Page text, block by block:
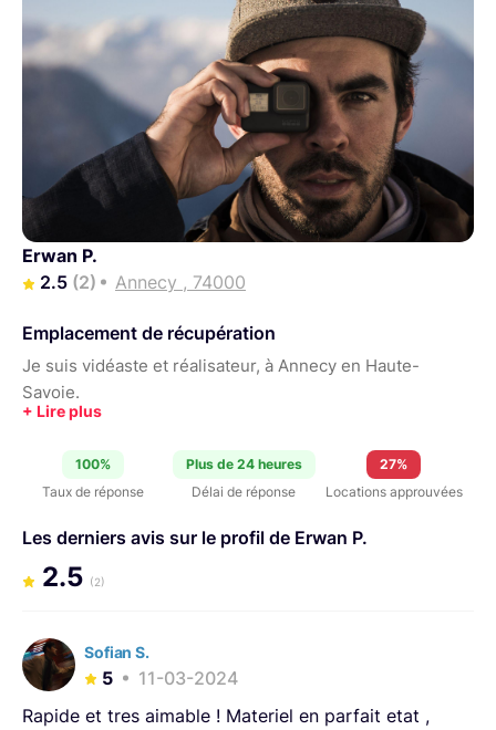
Erwan P.
2.5 (2) Annecy , 74000
Emplacement de récupération
Je suis vidéaste et réalisateur, à Annecy en Haute-
Savoie.
100%
Taux de réponse
Plus de 24 heures
Délai de réponse
27%
Locations approuvées
Les derniers avis sur le profil de Erwan P.
2.5 (2)
Sofian S.
5
11-03-2024
Rapide et tres aimable ! Materiel en parfait etat ,